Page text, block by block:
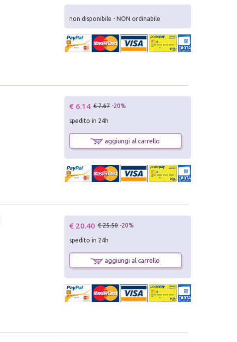
non disponibile - NON ordinabile
€ 6.14 € 7.67 -20%
spedito in 24h
aggiungi al carrello
€ 20.40 € 25.50 -20%
spedito in 24h
aggiungi al carrello